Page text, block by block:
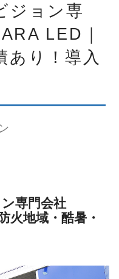
ジョン専
LED｜
あり！導入
専門会社
火地域・酷暑・